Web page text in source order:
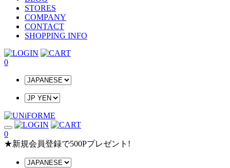
STORES
COMPANY
CONTACT
SHOPPING INFO
0
0
★新規会員登録で500Pプレゼント!